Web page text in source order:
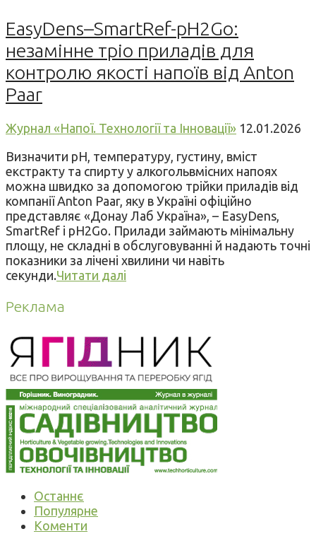
EasyDens–SmartRef-pH2Go:
незамінне тріо приладів для
контролю якості напоїв від Anton
Paar
Журнал «Напої. Технології та Інновації» 12.01.2026
Визначити pH, температуру, густину, вміст
екстракту та спирту у алкогольвмісних напоях
можна швидко за допомогою трійки приладів від
компанії Anton Paar, яку в Україні офіційно
представляє «Донау Лаб Україна», – EasyDens,
SmartRef і pH2Go. Прилади займають мінімальну
площу, не складні в обслуговуванні й надають точні
показники за лічені хвилини чи навіть
секунди.Читати далі
Реклама
Останнє
Популярне
Коменти